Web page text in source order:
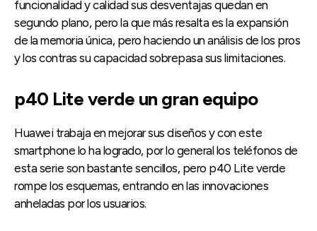
funcionalidad y calidad sus desventajas quedan en
segundo plano, pero la que más resalta es la expansión
de la memoria única, pero haciendo un análisis de los pros
y los contras su capacidad sobrepasa sus limitaciones.
p40 Lite verde un gran equipo
Huawei trabaja en mejorar sus diseños y con este
smartphone lo ha logrado, por lo general los teléfonos de
esta serie son bastante sencillos, pero p40 Lite verde
rompe los esquemas, entrando en las innovaciones
anheladas por los usuarios.